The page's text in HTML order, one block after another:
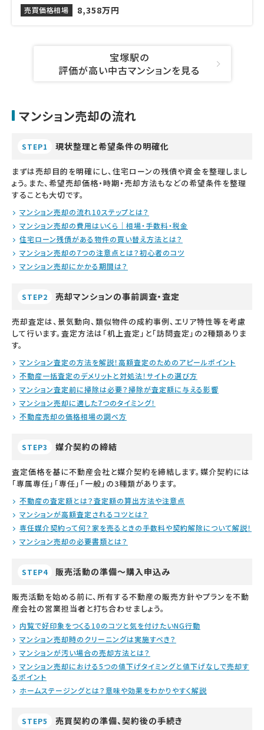
売買価格相場
8,358万円
宝塚駅の
評価が高い中古マンションを見る
マンション売却の流れ
STEP1 現状整理と希望条件の明確化
まずは売却目的を明確にし、住宅ローンの残債や資金を整理しまし
ょう。また、希望売却価格・時期・売却方法もなどの希望条件を整理
することも大切です。
マンション売却の流れ10ステップとは？
マンション売却の費用はいくら｜相場・手数料・税金
住宅ローン残債がある物件の買い替え方法とは？
マンション売却の7つの注意点とは？初心者のコツ
マンション売却にかかる期間は？
STEP2 売却マンションの事前調査・査定
売却査定は、景気動向、類似物件の成約事例、エリア特性等を考慮
して行います。査定方法は「机上査定」と「訪問査定」の2種類ありま
す。
マンション査定の方法を解説！高額査定のためのアピールポイント
不動産一括査定のデメリットと対処法！サイトの選び方
マンション査定前に掃除は必要？掃除が査定額に与える影響
マンション売却に適した7つのタイミング！
不動産売却の価格相場の調べ方
STEP3 媒介契約の締結
査定価格を基に不動産会社と媒介契約を締結します。媒介契約には
「専属専任」「専任」「一般」の3種類があります。
不動産の査定額とは？査定額の算出方法や注意点
マンションが高額査定されるコツとは？
専任媒介契約って何？家を売るときの手数料や契約解除について解説！
マンション売却の必要書類とは？
STEP4 販売活動の準備～購入申込み
販売活動を始める前に、所有する不動産の販売方針やプランを不動
産会社の営業担当者と打ち合わせましょう。
内覧で好印象をつくる10のコツと気を付けたいNG行動
マンション売却時のクリーニングは実施すべき？
マンションが汚い場合の売却方法とは？
マンション売却における5つの値下げタイミングと値下げなしで売却す
るポイント
ホームステージングとは？意味や効果をわかりやすく解説
STEP5 売買契約の準備、契約後の手続き